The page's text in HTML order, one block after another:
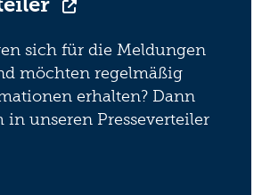
sich für die Meldungen
möchten regelmäßig
erhalten? Dann
in unseren Presseverteiler